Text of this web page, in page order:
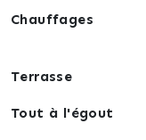
Chauffages
Terrasse
Tout à l'égout